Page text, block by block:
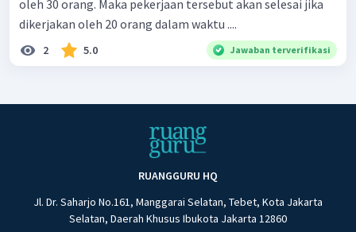
oleh 30 orang. Maka pekerjaan tersebut akan selesai jika
dikerjakan oleh 20 orang dalam waktu ....
2 5.0 Jawaban terverifikasi
RUANGGURU HQ
Jl. Dr. Saharjo No.161, Manggarai Selatan, Tebet, Kota Jakarta
Selatan, Daerah Khusus Ibukota Jakarta 12860